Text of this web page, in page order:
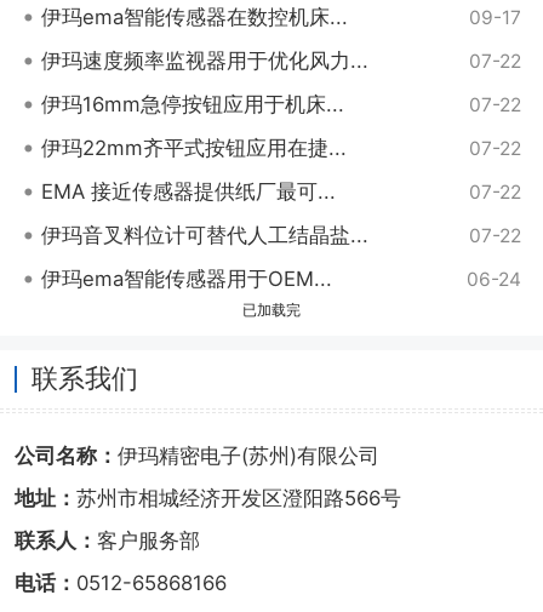
• 伊玛ema智能传感器在数控机床... 09-17
• 伊玛速度频率监视器用于优化风力... 07-22
• 伊玛16mm急停按钮应用于机床... 07-22
• 伊玛22mm齐平式按钮应用在捷... 07-22
• EMA 接近传感器提供纸厂最可... 07-22
• 伊玛音叉料位计可替代人工结晶盐... 07-22
• 伊玛ema智能传感器用于OEM... 06-24
已加载完
联系我们
公司名称： 伊玛精密电子(苏州)有限公司
地址： 苏州市相城经济开发区澄阳路566号
联系人： 客户服务部
电话： 0512-65868166